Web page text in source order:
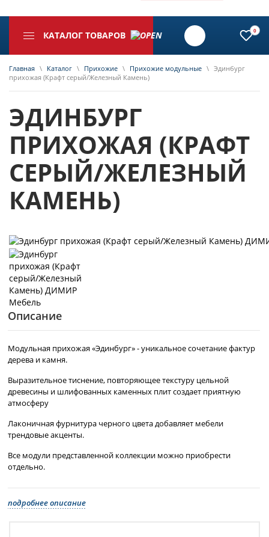
КАТАЛОГ ТОВАРОВ 0
Главная \ Каталог \ Прихожие \ Прихожие модульные \ Эдинбург
прихожая (Крафт серый/Железный Камень)
ЭДИНБУРГ
ПРИХОЖАЯ (КРАФТ
СЕРЫЙ/ЖЕЛЕЗНЫЙ
КАМЕНЬ)
Описание
Модульная прихожая «Эдинбург» - уникальное сочетание фактур
дерева и камня.
Выразительное тиснение, повторяющее текстуру цельной
древесины и шлифованных каменных плит создает приятную
атмосферу
Лаконичная фурнитура черного цвета добавляет мебели
трендовые акценты.
Все модули представленной коллекции можно приобрести
отдельно.
подробнее описание